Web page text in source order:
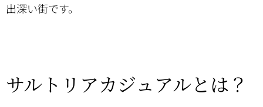
出深い街です。
サルトリアカジュアルとは？